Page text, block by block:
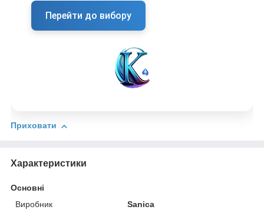
Перейти до вибору
Приховати
Характеристики
Основні
Виробник
Sanica